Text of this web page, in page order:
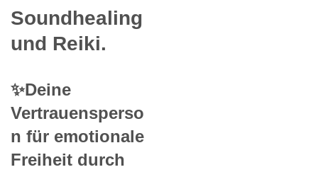
Soundhealing
und Reiki.
✨Deine
Vertrauensperso
n für emotionale
Freiheit durch